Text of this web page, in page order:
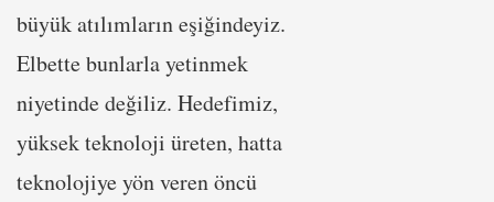
büyük atılımların eşiğindeyiz.
Elbette bunlarla yetinmek
niyetinde değiliz. Hedefimiz,
yüksek teknoloji üreten, hatta
teknolojiye yön veren öncü